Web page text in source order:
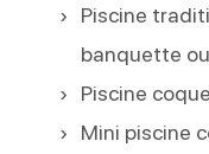
Piscine
banquette
Piscine
Mini piscine